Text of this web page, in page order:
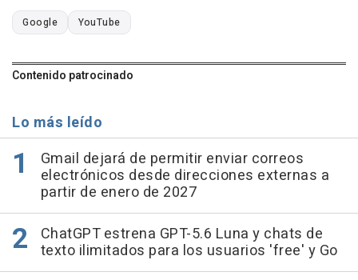
Google YouTube
Contenido patrocinado
Lo más leído
Gmail dejará de permitir enviar correos
electrónicos desde direcciones externas a
partir de enero de 2027
ChatGPT estrena GPT-5.6 Luna y chats de
texto ilimitados para los usuarios 'free' y Go